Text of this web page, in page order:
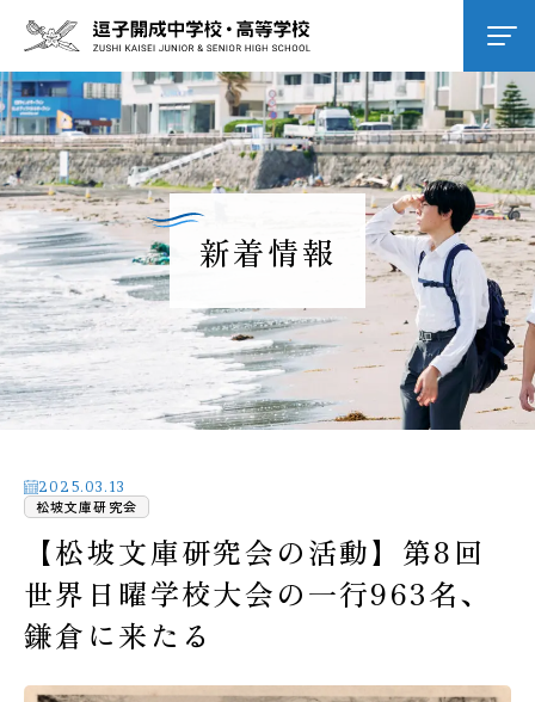
学校紹介
逗子開成の教育
学校生活
進路進学
受験生の皆様へ
在校生・保護者の皆様へ
卒業生の皆様へ
新着情報
2025.03.13
松坡文庫研究会
【松坡文庫研究会の活動】第8回
世界日曜学校大会の一行963名、
鎌倉に来たる